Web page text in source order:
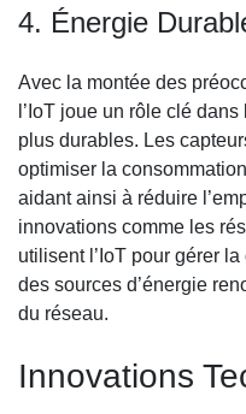
4. Énergie
Avec la montée des
l’IoT joue un rôle clé
plus durables. Les
optimiser la
aidant ainsi à réduire
innovations comme les
utilisent l’IoT pour gérer
des sources d’énergie
du réseau.
Innovations